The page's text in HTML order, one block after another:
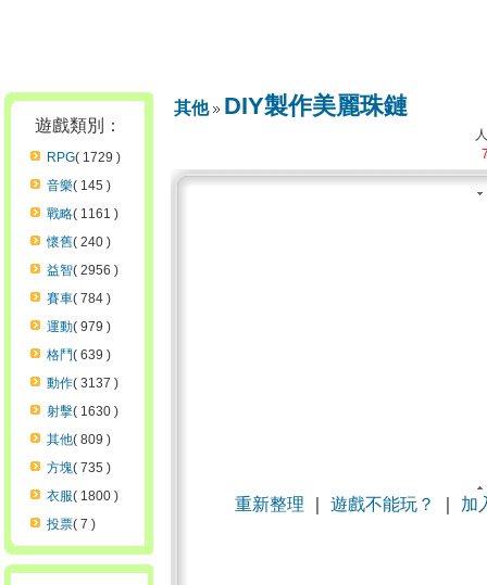
遊戲類別：
RPG( 1729 )
音樂( 145 )
戰略( 1161 )
懷舊( 240 )
益智( 2956 )
賽車( 784 )
運動( 979 )
格鬥( 639 )
動作( 3137 )
射擊( 1630 )
其他( 809 )
方塊( 735 )
衣服( 1800 )
投票( 7 )
其他 DIY製作美麗珠鏈
重新整理 遊戲不能玩？ 加